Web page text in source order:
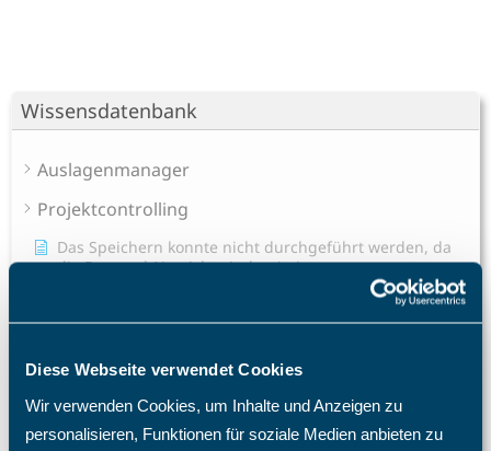
Diese Webseite verwendet Cookies
Wir verwenden Cookies, um Inhalte und Anzeigen zu
personalisieren, Funktionen für soziale Medien anbieten zu
Wissensdatenbank
Auslagenmanager
Projektcontrolling
Das Speichern konnte nicht durchgeführt werden, da
die Personal-Nr. nicht eindeutig ist.
Variante?
Hat das TimO-System auch eine Zwei-Faktor-
Authentifizierung (2FA)?